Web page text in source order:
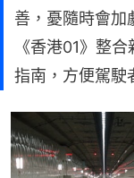
善，憂隨時會加
《香港01》整
指南，方便駕駛